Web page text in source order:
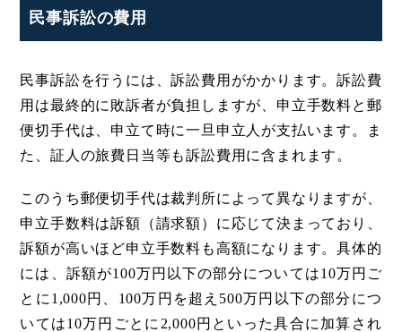
民事訴訟の費用
民事訴訟を行うには、訴訟費用がかかります。訴訟費
用は最終的に敗訴者が負担しますが、申立手数料と郵
便切手代は、申立て時に一旦申立人が支払います。ま
た、証人の旅費日当等も訴訟費用に含まれます。
このうち郵便切手代は裁判所によって異なりますが、
申立手数料は訴額（請求額）に応じて決まっており、
訴額が高いほど申立手数料も高額になります。具体的
には、訴額が100万円以下の部分については10万円ご
とに1,000円、100万円を超え500万円以下の部分につ
いては10万円ごとに2,000円といった具合に加算され